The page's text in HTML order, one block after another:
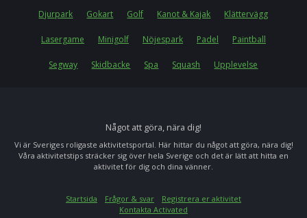
Djurpark Gokart Golf Kanot & Kajak Klättervägg
Lasergame Minigolf Nöjespark Padel Paintball
Segway Skidbacke Spa Squash Upplevelse
Något att göra, nära dig!
Vi är Sveriges roligaste aktivitetsportal. Här hittar du något att göra, nära dig!
Våra aktivitetstips sträcker sig över hela Sverige och det är lätt att hitta en
aktivitet för dig och dina vänner.
Startsida Frågor & svar
Registrera er aktivitet
Kontakta Activated